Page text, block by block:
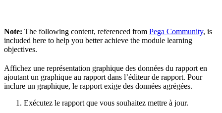
Note: The following content, referenced from Pega Community, is
included here to help you better achieve the module learning
objectives.
Affichez une représentation graphique des données du rapport en
ajoutant un graphique au rapport dans l’éditeur de rapport. Pour
inclure un graphique, le rapport exige des données agrégées.
Exécutez le rapport que vous souhaitez mettre à jour.